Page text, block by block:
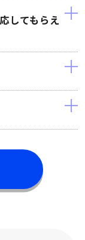
してもらえ